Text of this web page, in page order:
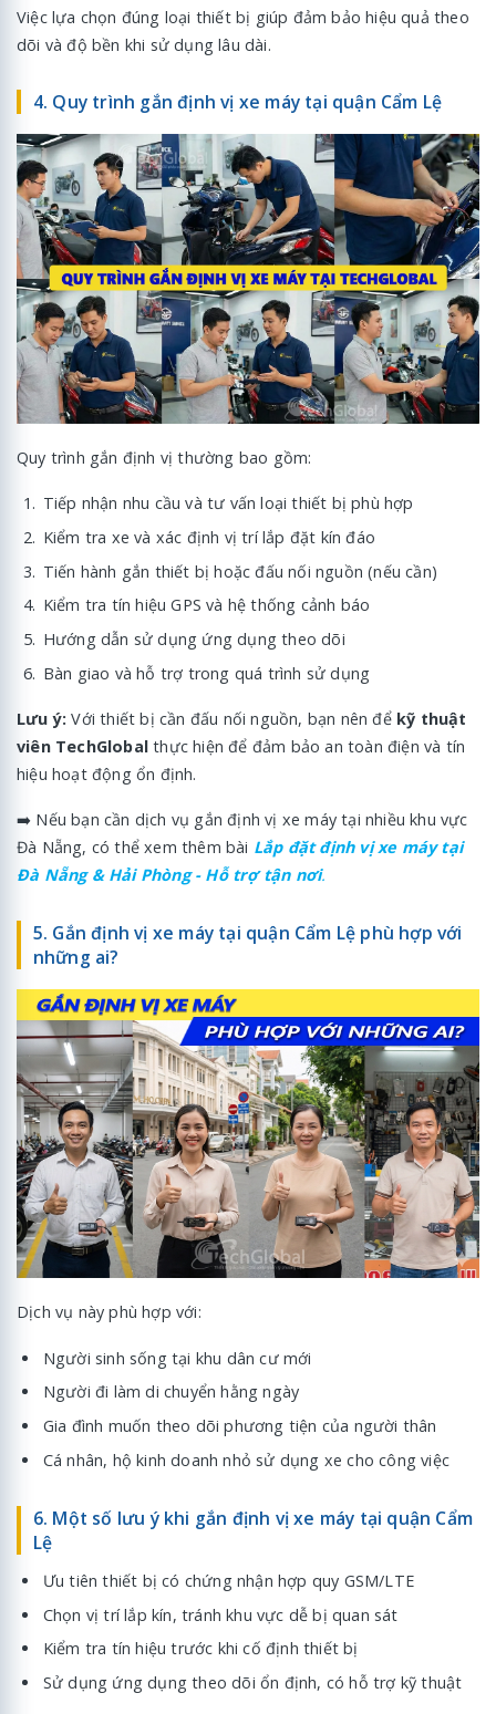
Việc lựa chọn đúng loại thiết bị giúp đảm bảo hiệu quả theo
dõi và độ bền khi sử dụng lâu dài.
4. Quy trình gắn định vị xe máy tại quận Cẩm Lệ
Quy trình gắn định vị thường bao gồm:
Tiếp nhận nhu cầu và tư vấn loại thiết bị phù hợp
Kiểm tra xe và xác định vị trí lắp đặt kín đáo
Tiến hành gắn thiết bị hoặc đấu nối nguồn (nếu cần)
Kiểm tra tín hiệu GPS và hệ thống cảnh báo
Hướng dẫn sử dụng ứng dụng theo dõi
Bàn giao và hỗ trợ trong quá trình sử dụng
Lưu ý: Với thiết bị cần đấu nối nguồn, bạn nên để kỹ thuật
viên TechGlobal thực hiện để đảm bảo an toàn điện và tín
hiệu hoạt động ổn định.
➡️ Nếu bạn cần dịch vụ gắn định vị xe máy tại nhiều khu vực
Đà Nẵng, có thể xem thêm bài Lắp đặt định vị xe máy tại
Đà Nẵng & Hải Phòng - Hỗ trợ tận nơi.
5. Gắn định vị xe máy tại quận Cẩm Lệ phù hợp với
những ai?
Dịch vụ này phù hợp với:
Người sinh sống tại khu dân cư mới
Người đi làm di chuyển hằng ngày
Gia đình muốn theo dõi phương tiện của người thân
Cá nhân, hộ kinh doanh nhỏ sử dụng xe cho công việc
6. Một số lưu ý khi gắn định vị xe máy tại quận Cẩm
Lệ
Ưu tiên thiết bị có chứng nhận hợp quy GSM/LTE
Chọn vị trí lắp kín, tránh khu vực dễ bị quan sát
Kiểm tra tín hiệu trước khi cố định thiết bị
Sử dụng ứng dụng theo dõi ổn định, có hỗ trợ kỹ thuật